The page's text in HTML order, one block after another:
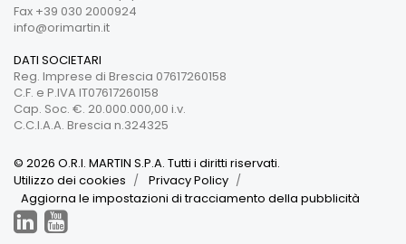
Fax +39 030 2000924
info@orimartin.it
DATI SOCIETARI
Reg. Imprese di Brescia 07617260158
C.F. e P.IVA IT07617260158
Cap. Soc. €. 20.000.000,00 i.v.
C.C.I.A.A. Brescia n.324325
© 2026 O.R.I. MARTIN S.P.A. Tutti i diritti riservati.
Utilizzo dei cookies
Privacy Policy
Aggiorna le impostazioni di tracciamento della pubblicità